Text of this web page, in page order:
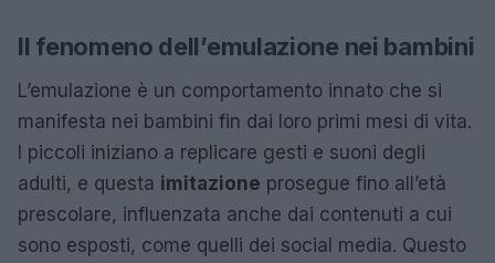
Il fenomeno dell’emulazione nei bambini
L’emulazione è un comportamento innato che si
manifesta nei bambini fin dai loro primi mesi di vita.
I piccoli iniziano a replicare gesti e suoni degli
adulti, e questa imitazione prosegue fino all’età
prescolare, influenzata anche dai contenuti a cui
sono esposti, come quelli dei social media. Questo